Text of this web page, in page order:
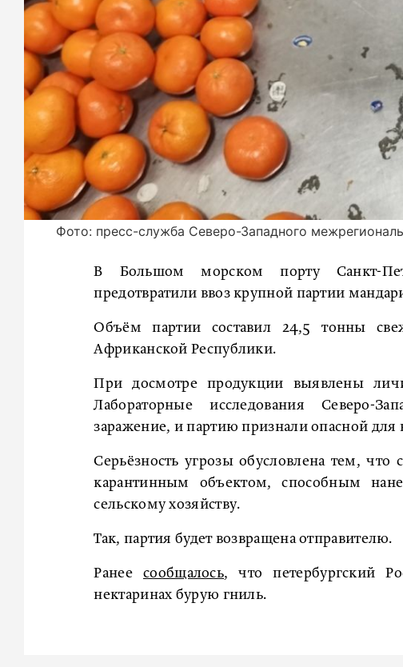
Фото: пресс-служба Северо-Западного
В Большом морском порту Санкт-
предотвратили ввоз крупной партии
Объём партии составил 24,5 тонны
Африканской Республики.
При досмотре продукции выявлены
Лабораторные исследования Северо-
заражение, и партию признали опасной для
Серьёзность угрозы обусловлена тем, что
карантинным объектом, способным
сельскому хозяйству.
Так, партия будет возвращена отправителю.
Ранеесообщалось, что петербургский
нектаринах бурую гниль.